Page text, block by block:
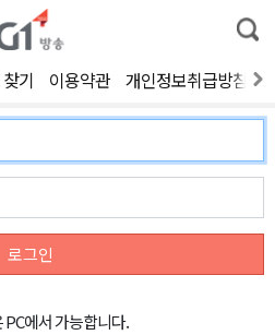
통
합
색
기 이용약관 개인정보취급방침
로그인
PC에서 가능합니다.